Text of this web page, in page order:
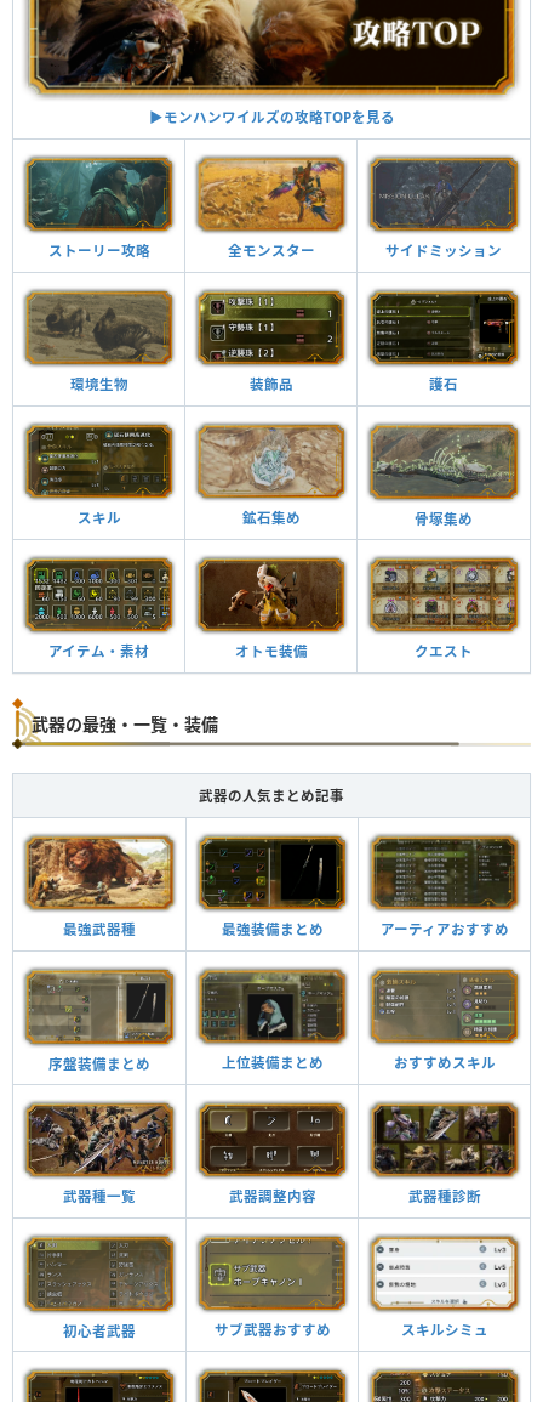
▶︎モンハンワイルズの攻略TOPを見る
ストーリー攻略 全モンスター サイドミッション
環境生物 装飾品 護石
スキル 鉱石集め 骨塚集め
アイテム・素材 オトモ装備 クエスト
武器の最強・一覧・装備
武器の人気まとめ記事
最強武器種 最強装備まとめ アーティアおすすめ
序盤装備まとめ 上位装備まとめ おすすめスキル
武器種一覧 武器調整内容 武器種診断
初心者武器 サブ武器おすすめ スキルシミュ